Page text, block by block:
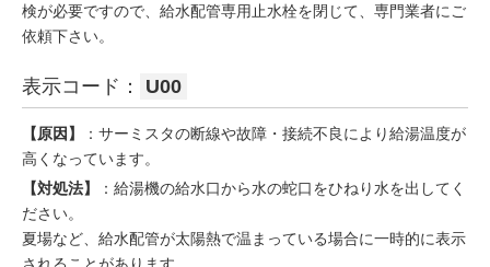
検が必要ですので、給水配管専用止水栓を閉じて、専門業者にご
依頼下さい。
表示コード： U00
【原因】
：サーミスタの断線や故障・接続不良により給湯温度が
高くなっています。
【対処法】
：給湯機の給水口から水の蛇口をひねり水を出してく
ださい。
夏場など、給水配管が太陽熱で温まっている場合に一時的に表示